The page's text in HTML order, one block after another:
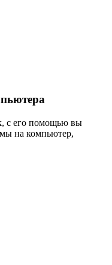
с его помощью вы
на компьютер,